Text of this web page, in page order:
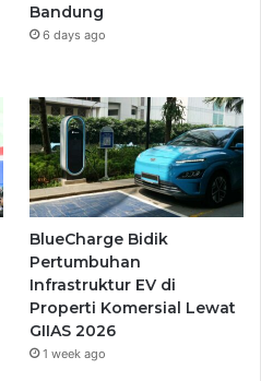
Bandung
6 days ago
BlueCharge Bidik
Pertumbuhan
Infrastruktur EV di
Properti Komersial Lewat
GIIAS 2026
1 week ago